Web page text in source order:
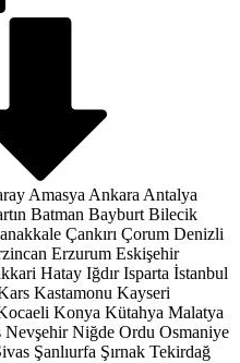
Amasya Ankara Antalya
Batman Bayburt Bilecik
Çankırı Çorum Denizli
Erzurum Eskişehir
Hatay Iğdır Isparta İstanbul
Kastamonu Kayseri
Konya Kütahya Malatya
Nevşehir Niğde Ordu Osmaniye
Şanlıurfa Şırnak Tekirdağ